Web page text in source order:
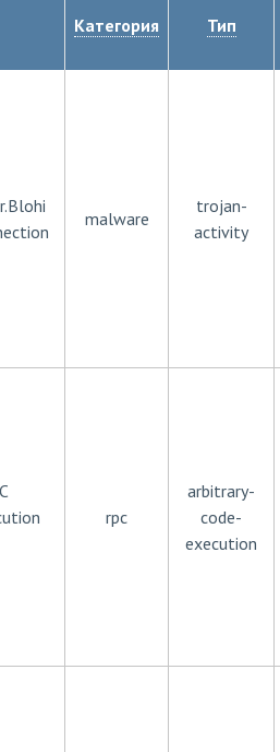
Категория Тип
malware
trojan-
activity
rpc
arbitrary-
code-
execution